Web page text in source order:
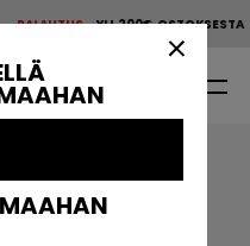
PALAUTUS YLI 200€
TOIMITUS